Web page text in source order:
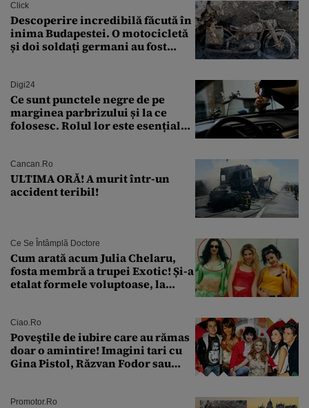
Click
Descoperire incredibilă făcută în
inima Budapestei. O motocicletă
și doi soldați germani au fost
Digi24
Ce sunt punctele negre de pe
marginea parbrizului și la ce
folosesc. Rolul lor este esențial
Cancan.ro
ULTIMA ORĂ! A murit într-un
accident teribil!
Ce Se Întâmplă Doctore
Cum arată acum Julia Chelaru,
fosta membră a trupei Exotic! Și-a
etalat formele voluptoase, la
Ciao.ro
Poveştile de iubire care au rămas
doar o amintire! Imagini tari cu
Gina Pistol, Răzvan Fodor sau
Promotor.ro